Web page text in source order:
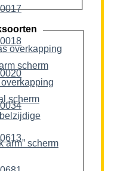
overkapping
val-arm scherm
tuin overkapping
uitval scherm
“knik arm” scherm